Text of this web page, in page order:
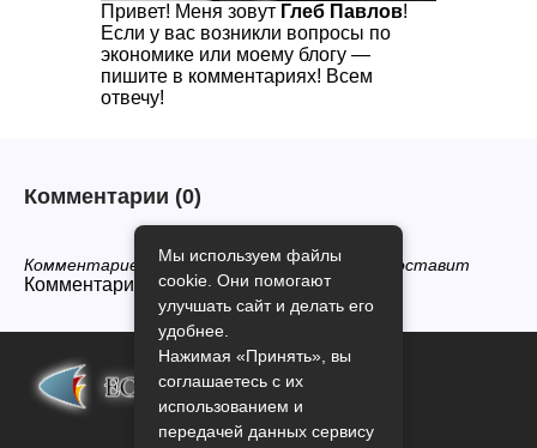
Привет! Меня зовут Глеб Павлов!
Если у вас возникли вопросы по
экономике или моему блогу —
пишите в комментариях! Всем
отвечу!
Комментарии (0)
Комментариев нет, будьте первым кто его оставит
Комментарии закрыты.
Мы используем файлы
cookie. Они помогают
улучшать сайт и делать его
удобнее.
Нажимая «Принять», вы
соглашаетесь с их
использованием и
передачей данных сервису